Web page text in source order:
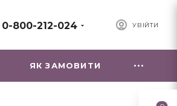
УВІЙТИ
0-800-212-024
ЯК ЗАМОВИТИ